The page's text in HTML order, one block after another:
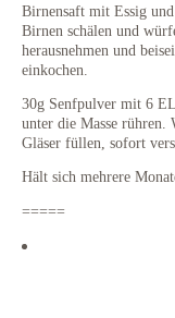
Birnensaft mit Essig
Birnen schälen und
herausnehmen und
einkochen.
30g Senfpulver mit 6
unter die Masse rühren.
Gläser füllen, sofort
Hält sich mehrere
=====